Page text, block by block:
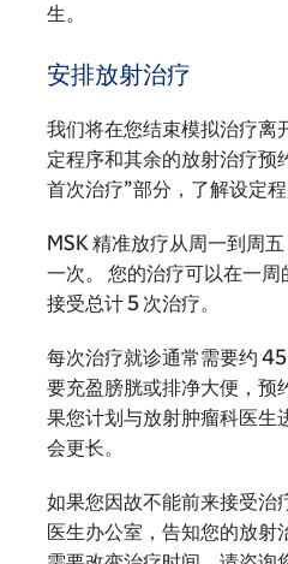
生。
安排放射治疗
我们将在您结束模拟治疗离
定程序和其余的放射治疗预
首次治疗”部分，了解设定程
MSK 精准放疗从周一到周
一次。 您的治疗可以在一
接受总计 5 次治疗。
每次治疗就诊通常需要约
要充盈膀胱或排净大便，预
果您计划与放射肿瘤科医生
会更长。
如果您因故不能前来接受治
医生办公室，告知您的放射